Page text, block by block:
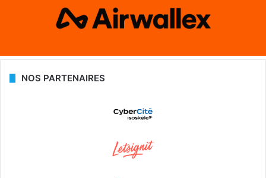
NOS PARTENAIRES